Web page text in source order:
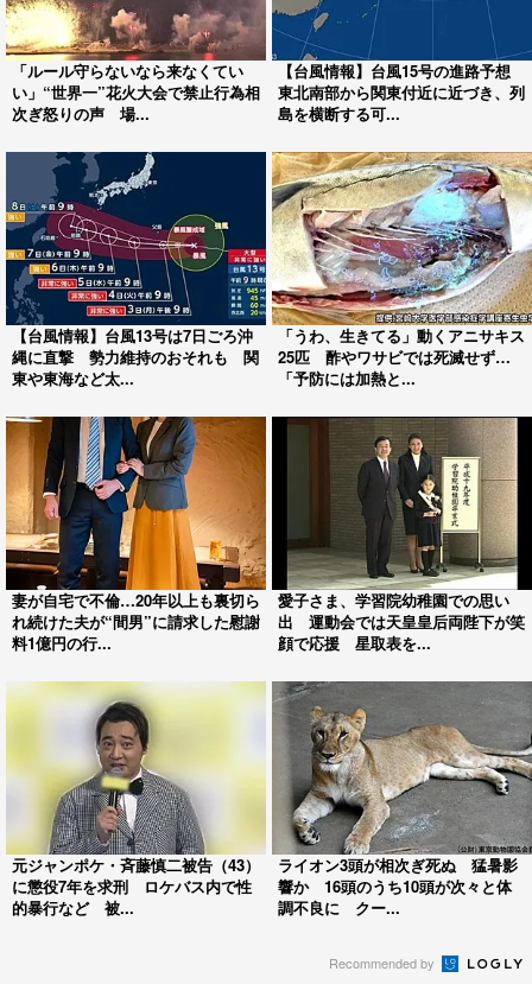
「ルール守らないなら来なくてい
い」“世界一”花火大会で禁止行為相
次ぎ怒りの声 場...
【台風情報】台風15号の進路予想
東北南部から関東付近に近づき、列
島を横断する可...
【台風情報】台風13号は7日ごろ沖
縄に直撃 勢力維持のおそれも 関
東や東海など太...
「うわ、生きてる」動くアニサキス
25匹 酢やワサビでは死滅せず…
「予防には加熱と...
妻が自宅で不倫…20年以上も裏切ら
れ続けた夫が“間男”に請求した慰謝
料1億円の行...
愛子さま、学習院幼稚園での思い
出 運動会では天皇皇后両陛下が笑
顔で応援 星取表を...
元ジャンポケ・斉藤慎二被告（43）
に懲役7年を求刑 ロケバス内で性
的暴行など 被...
ライオン3頭が相次ぎ死ぬ 猛暑影
響か 16頭のうち10頭が次々と体
調不良に クー...
Recommended by